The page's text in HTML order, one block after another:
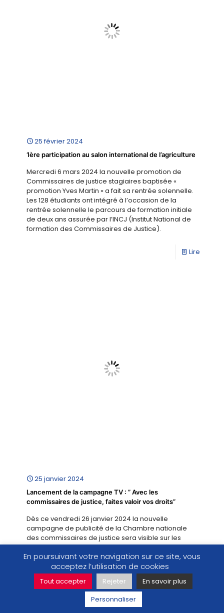
25 février 2024
1ère participation au salon international de l’agriculture
Mercredi 6 mars 2024 la nouvelle promotion de
Commissaires de justice stagiaires baptisée «
promotion Yves Martin » a fait sa rentrée solennelle.
Les 128 étudiants ont intégré à l’occasion de la
rentrée solennelle le parcours de formation initiale
de deux ans assurée par l’INCJ (Institut National de
formation des Commissaires de Justice).
Lire
25 janvier 2024
Lancement de la campagne TV : ” Avec les
commissaires de justice, faites valoir vos droits”
Dès ce vendredi 26 janvier 2024 la nouvelle
campagne de publicité de la Chambre nationale
des commissaires de justice sera visible sur les
chaînes du Groupe France Télévisions. Une
campagne de notoriété qui vise à faire connaître au
grand public, particuliers et entreprises, l'ensemble
des missions que cette profession met à disposition
des justiciables. Et pour cela, qui de mieux que des
commissaires de justice pour incarner leur propre
rôle au sein des spots de la publicité ?
En poursuivant votre navigation sur ce site, vous
acceptez l’utilisation de cookies
Tout accepter Rejeter
En savoir plus
Personnaliser